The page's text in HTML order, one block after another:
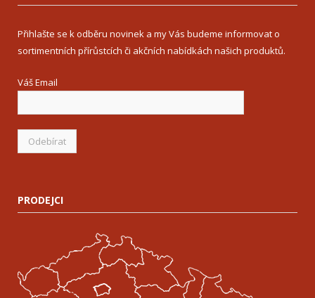
Přihlašte se k odběru novinek a my Vás budeme informovat o
sortimentních přírůstcích či akčních nabídkách našich produktů.
Váš Email
PRODEJCI